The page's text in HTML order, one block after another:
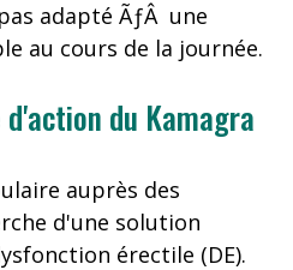
adapté ÃƒÂ une
au cours de la journée.
du Kamagra
auprès des
d'une solution
érectile (DE).